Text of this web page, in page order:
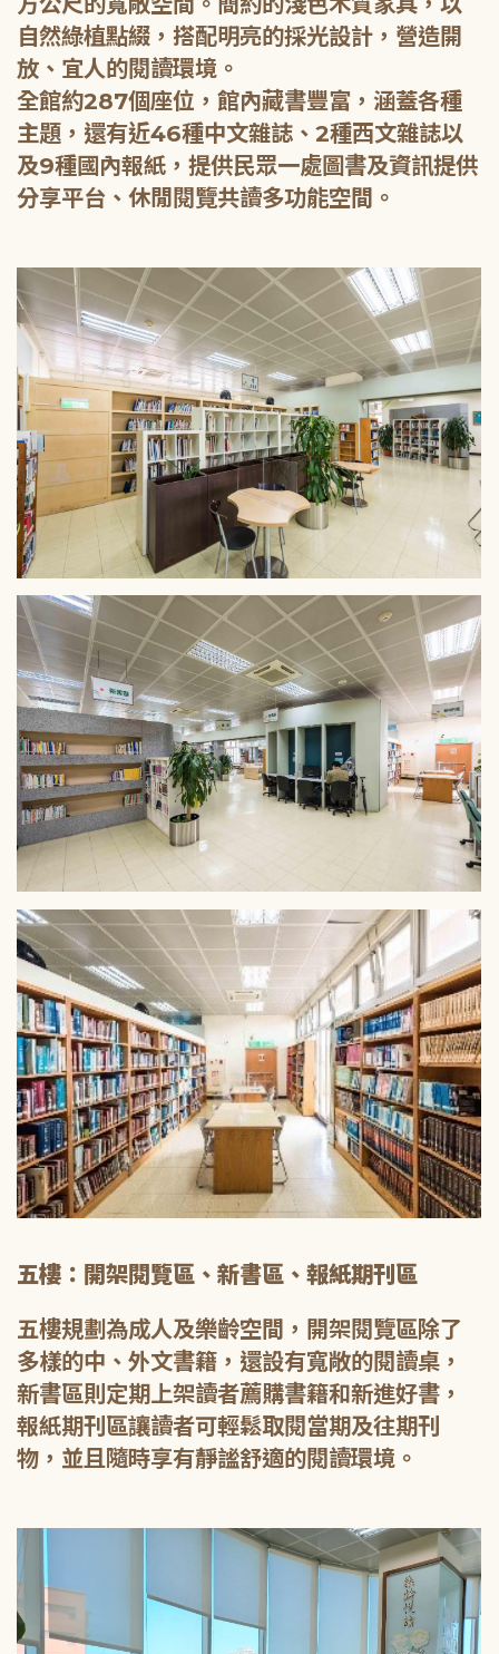
自然綠植點綴，搭配明亮的採光設計，營造開
放、宜人的閱讀環境。
全館約287個座位，館內藏書豐富，涵蓋各種
主題，還有近46種中文雜誌、2種西文雜誌以
及9種國內報紙，提供民眾一處圖書及資訊提供
五樓：開架閱覽區、新書區、報紙期刊區
五樓規劃為成人及樂齡空間，開架閱覽區除了
多樣的中、外文書籍，還設有寬敞的閱讀桌，
新書區則定期上架讀者薦購書籍和新進好書，
報紙期刊區讓讀者可輕鬆取閱當期及往期刊
物，並且隨時享有靜謐舒適的閱讀環境。